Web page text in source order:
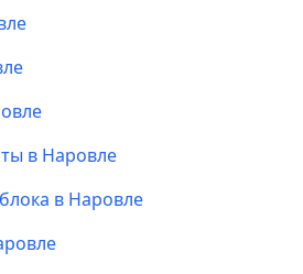
в Наровле
в Наровле